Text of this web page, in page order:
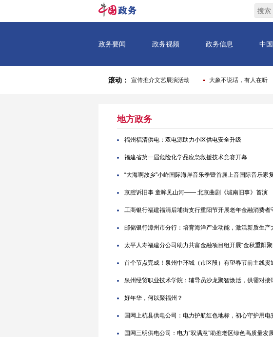
地方政务
福州福清供电：双电源助力小区供电安全升级
福建省第一届危险化学品应急救援技术竞赛开幕
“大海啊故乡”小岞国际海岸音乐季暨首届上音国际音乐家
京腔诉旧事 童眸见山河—— 北京曲剧《城南旧事》首演
工商银行福建福清后埔街支行重阳节开展老年金融消费者
邮储银行漳州市分行：培育海洋产业动能，激活新质生产
太平人寿福建分公司助力共富金融项目组开展“金秋重阳
首个节点完成！泉州中环城（市区段）有望春节前主线贯
泉州经贸职业技术学院：辅导员沙龙聚智焕活，供需对接
好年华，何以聚福州？
国网上杭县供电公司：电力护航红色地标，初心守护用电
国网三明供电公司：电力“双满意”助推老区绿色高质量发